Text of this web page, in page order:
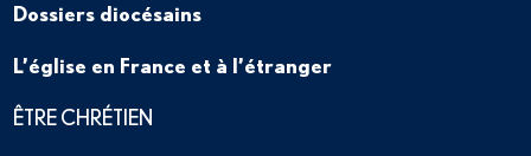
Dossiers diocésains
L’église en France et à l’étranger
ÊTRE CHRÉTIEN